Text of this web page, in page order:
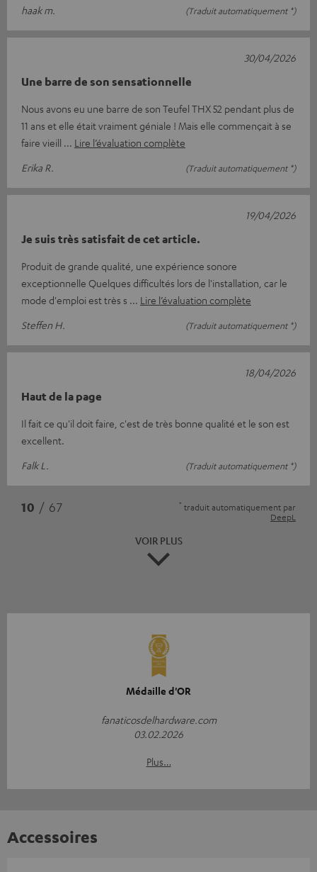
haak m.
(Traduit automatiquement *)
Une barre de son sensationnelle
Nous avons eu une barre de son Teufel THX 52 pendant plus de
11 ans et elle était vraiment géniale ! Mais elle commençait à se
faire vieill
Lire l’évaluation complète
Erika R.
(Traduit automatiquement *)
30/04/2026
Je suis très satisfait de cet article.
Produit de grande qualité, une expérience sonore
exceptionnelle Quelques difficultés lors de l'installation, car le
mode d'emploi est très s
Lire l’évaluation complète
Steffen H.
(Traduit automatiquement *)
19/04/2026
Haut de la page
Il fait ce qu'il doit faire, c'est de très bonne qualité et le son est
excellent.
Falk L.
(Traduit automatiquement *)
18/04/2026
10 / 67 * traduit automatiquement par
DeepL
VOIR PLUS
Médaille d'OR
fanaticosdelhardware.com
03.02.2026
Plus…
Accessoires